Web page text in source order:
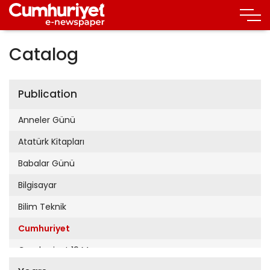
Catalog
Publication
Anneler Günü
Atatürk Kitapları
Babalar Günü
Bilgisayar
Bilim Teknik
Cumhuriyet
Cumhuriyet 19 Mayıs